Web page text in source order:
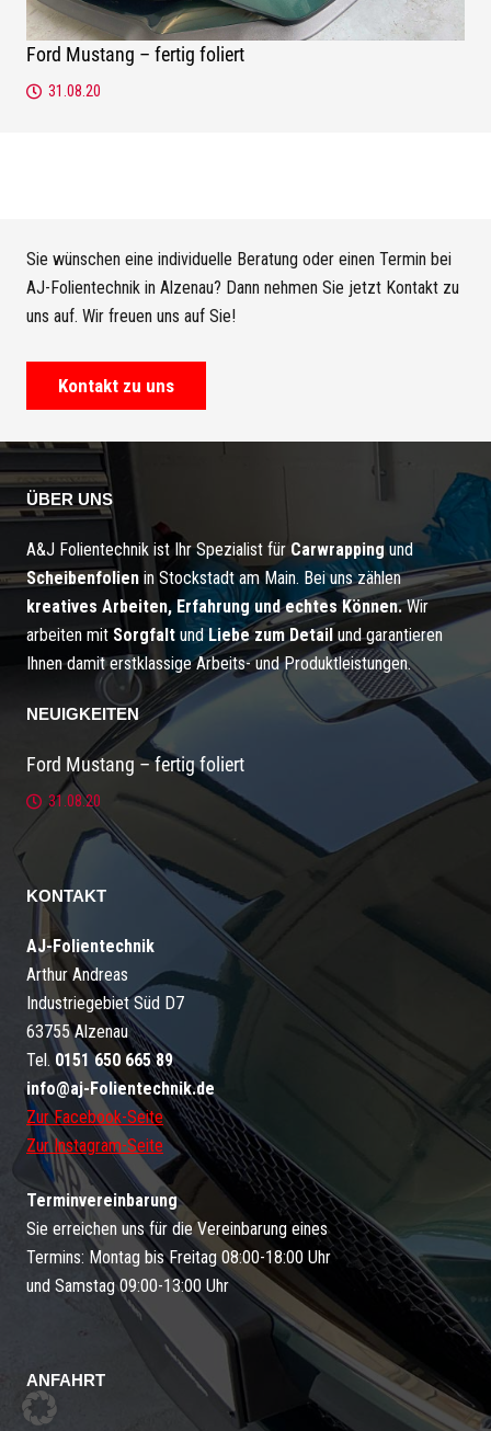
Ford Mustang – fertig foliert
31.08.20
Sie wünschen eine individuelle Beratung oder einen Termin bei
AJ-Folientechnik in Alzenau? Dann nehmen Sie jetzt Kontakt zu
uns auf. Wir freuen uns auf Sie!
Kontakt zu uns
ÜBER UNS
A&J Folientechnik ist Ihr Spezialist für Carwrappingund
Scheibenfolien in Stockstadt am Main. Bei uns zählen
kreatives Arbeiten, Erfahrung und echtes Können.Wir
arbeiten mitSorgfalt und Liebe zum Detail und garantieren
Ihnen damit erstklassige Arbeits- und Produktleistungen.
NEUIGKEITEN
Ford Mustang – fertig foliert
31.08.20
KONTAKT
AJ-Folientechnik
Arthur Andreas
Industriegebiet Süd D7
63755 Alzenau
Tel. 0151 650 665 89
info@aj-Folientechnik.de
Zur Facebook-Seite
Zur Instagram-Seite
Terminvereinbarung
Sie erreichen uns für die Vereinbarung eines
Termins: Montag bis Freitag 08:00-18:00 Uhr
und Samstag 09:00-13:00 Uhr
ANFAHRT